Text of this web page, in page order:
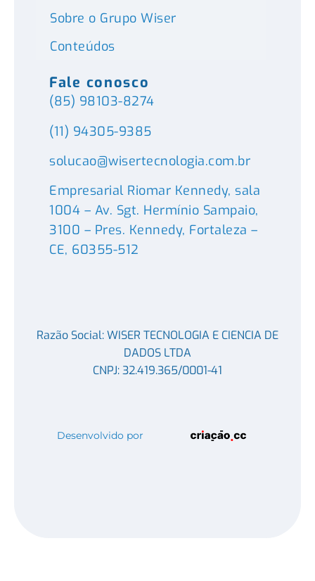
Sobre o Grupo Wiser
Conteúdos
Fale conosco
(85) 98103-8274
(11) 94305-9385
solucao@wisertecnologia.com.br
Empresarial Riomar Kennedy, sala
1004 – Av. Sgt. Hermínio Sampaio,
3100 – Pres. Kennedy, Fortaleza –
CE, 60355-512
Razão Social: WISER TECNOLOGIA E CIENCIA DE
DADOS LTDA
CNPJ: 32.419.365/0001-41
Desenvolvido por